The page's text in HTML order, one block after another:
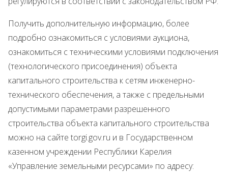
Получить дополнительную информацию, более
подробно ознакомиться с условиями аукциона,
ознакомиться с техническими условиями подключения
(технологического присоединения) объекта
капитального строительства к сетям инженерно-
технического обеспечения, а также с предельными
допустимыми параметрами разрешенного
строительства объекта капитального строительства
можно на сайте torgi.gov.ru и в Государственном
казенном учреждении Республики Карелия
«Управление земельными ресурсами» по адресу: